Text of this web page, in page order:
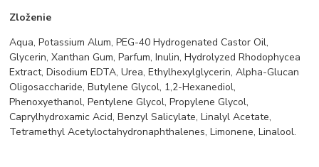
Zloženie
Aqua, Potassium Alum, PEG-40 Hydrogenated Castor Oil,
Glycerin, Xanthan Gum, Parfum, Inulin, Hydrolyzed Rhodophycea
Extract, Disodium EDTA, Urea, Ethylhexylglycerin, Alpha-Glucan
Oligosaccharide, Butylene Glycol, 1,2-Hexanediol,
Phenoxyethanol, Pentylene Glycol, Propylene Glycol,
Caprylhydroxamic Acid, Benzyl Salicylate, Linalyl Acetate,
Tetramethyl Acetyloctahydronaphthalenes, Limonene, Linalool.